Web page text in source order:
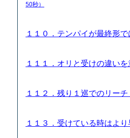
50秒）
１１０．テンパイが最終形
１１１．オリと受けの違い
１１２．残り１巡でのリー
１１３．受けている時はよ